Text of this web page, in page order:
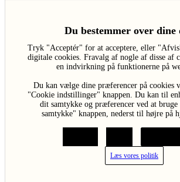
Du bestemmer over dine
Tryk "Acceptér" for at acceptere, eller
digitale cookies. Fravalg af nogle af disse af
en indvirkning på funktionerne på
Du kan vælge dine præferencer på cookies
"Cookie indstillinger" knappen. Du kan til
dit samtykke og præferencer ved at
samtykke" knappen, nederst til højre på
Læs vores politik